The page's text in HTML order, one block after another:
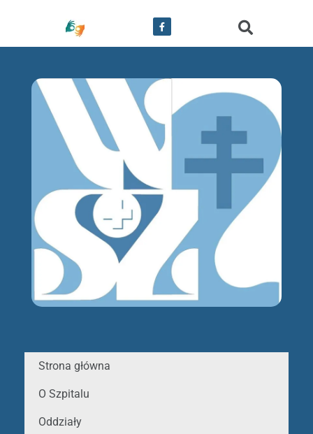
Strona główna
O Szpitalu
Oddziały